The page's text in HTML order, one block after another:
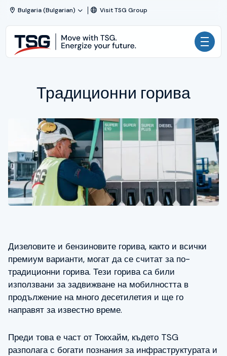
Skip to content
Дейности
Продукти
Услуги
Енергийни източници
Новини
TSG Group CSR
Работа
За нас
Bulgaria (Bulgarian) Visit TSG Group
TSG
SolutionsТрадиционни горива
Дизеловите и бензиновите горива, както и всички
премиум варианти, могат да се считат за по-
традиционни горива. Тези горива са били
използвани за задвижване на мобилността в
продължение на много десетилетия и ще го
направят за известно време.
Преди това е част от Токхайм, където TSG
разполага с богати познания за инфраструктурата и